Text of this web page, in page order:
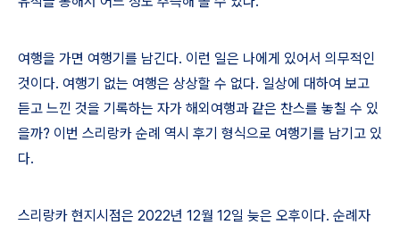
여행을 가면 여행기를 남긴다. 이런 일은 나에게 있어서 의무적인
것이다. 여행기 없는 여행은 상상할 수 없다. 일상에 대하여 보고
듣고 느낀 것을 기록하는 자가 해외여행과 같은 찬스를 놓칠 수 있
을까? 이번 스리랑카 순례 역시 후기 형식으로 여행기를 남기고 있
다.
스리랑카 현지시점은 2022년 12월 12일 늦은 오후이다. 순례자